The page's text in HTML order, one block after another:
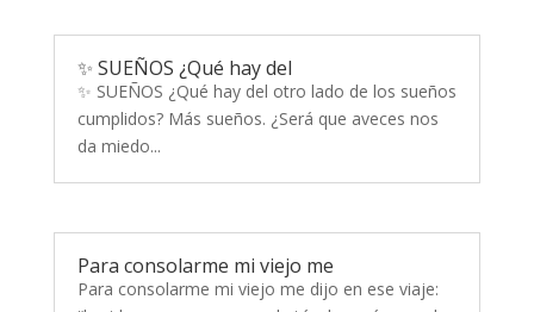
✨ SUEÑOS ¿Qué hay del
✨ SUEÑOS ¿Qué hay del otro lado de los sueños
cumplidos? Más sueños. ¿Será que aveces nos
da miedo...
Para consolarme mi viejo me
Para consolarme mi viejo me dijo en ese viaje: